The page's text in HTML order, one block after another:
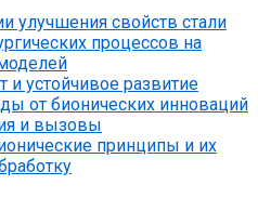
улучшения свойств стали
процессов на
и устойчивое развитие
от бионических инноваций
и вызовы
принципы и их